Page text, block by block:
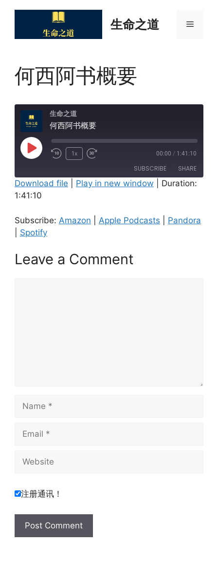
生命之道 Menu
何西阿书概要
生命之道
何西阿书概要
Play
1x 00:00 / 1:41:10
SUBSCRIBE SHARE
Amazon
RSS FEED
SHARE
LINK
EMBED
Download file Play in new window
Duration:
1:41:10
Subscribe: Amazon Apple Podcasts
Pandora
Spotify
Leave a Comment
Name
Email
Website
注册通讯！